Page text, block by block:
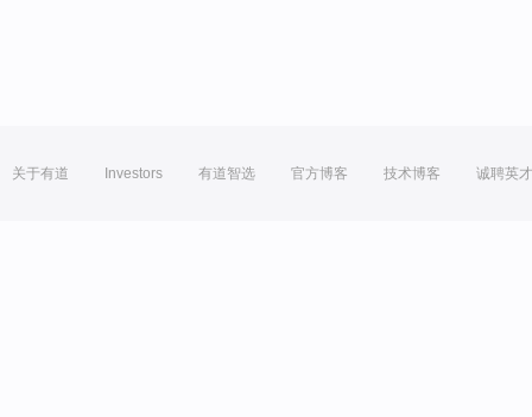
关于有道 Investors 有道智选 官方博客 技术博客 诚聘英才